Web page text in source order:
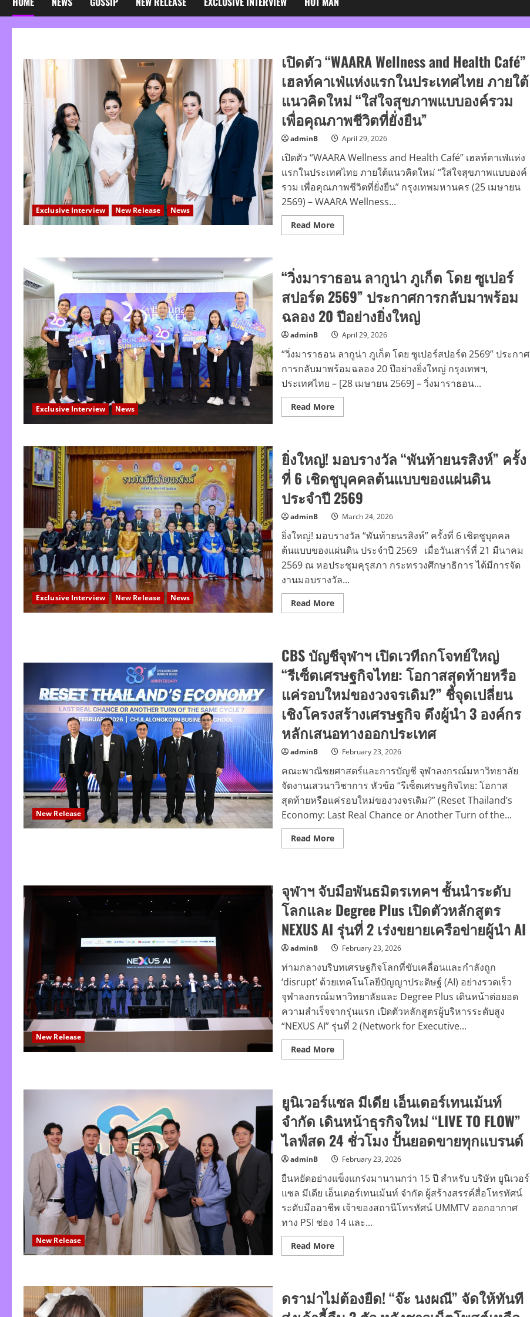
Exclusive Interview New Release News
เปิดตัว “WAARA Wellness and Health Café”
เฮลท์คาเฟ่แห่งแรกในประเทศไทย ภายใต้
แนวคิดใหม่ “ใส่ใจสุขภาพแบบองค์รวม
เพื่อคุณภาพชีวิตที่ยั่งยืน”
adminB April 29, 2026
เปิดตัว “WAARA Wellness and Health Café” เฮลท์คาเฟ่แห่ง
แรกในประเทศไทย ภายใต้แนวคิดใหม่ “ใส่ใจสุขภาพแบบองค์
รวม เพื่อคุณภาพชีวิตที่ยั่งยืน” กรุงเทพมหานคร (25 เมษายน
2569) – WAARA Wellness...
Read MoreRead
more
Wellness
and
Health
Café”
เฮลท์
คาเฟ่
แห่ง
แรก
ใน
ประเทศไทย
ภาย
ใต้
แนวคิด
ใหม่
“ใส่ใจ
สุขภาพ
แบบ
องค์
ที่
ยั่งยืน”
Exclusive Interview News
“วิ่งมาราธอน ลากูน่า ภูเก็ต โดย ซูเปอร์
สปอร์ต 2569” ประกาศการกลับมาพร้อม
ฉลอง 20 ปีอย่างยิ่งใหญ่
adminB April 29, 2026
“วิ่งมาราธอน ลากูน่า ภูเก็ต โดย ซูเปอร์สปอร์ต 2569” ประกาศ
การกลับมาพร้อมฉลอง 20 ปีอย่างยิ่งใหญ่ กรุงเทพฯ,
ประเทศไทย – [28 เมษายน 2569] – วิ่งมาราธอน...
Read MoreRead
more
กู
น่า
โดย
ซู
เปอร์
สปอร์ต
2569”
ประกาศ
การก
ลับ
มา
พร้อม
ฉลอง
20
ปี
อย่าง
ยิ่ง
ใหญ่
Exclusive Interview New Release News
ยิ่งใหญ่! มอบรางวัล “พันท้ายนรสิงห์” ครั้ง
ที่ 6 เชิดชูบุคคลต้นแบบของแผ่นดิน
ประจำปี 2569
adminB March 24, 2026
ยิ่งใหญ่! มอบรางวัล “พันท้ายนรสิงห์” ครั้งที่ 6 เชิดชูบุคคล
ต้นแบบของแผ่นดิน ประจำปี 2569 เมื่อวันเสาร์ที่ 21 มีนาคม
2569 ณ หอประชุมคุรุสภา กระทรวงศึกษาธิการ ได้มีการจัด
งานมอบรางวัล...
Read MoreRead
more
รางวัล
“พัน
ท้าย
นรสิงห์”
ครั้ง
ที่
6
เชิดชู
บุคคล
ของ
แผ่น
ดิน
ประจำ
ปี
2569
New Release
CBS บัญชีจุฬาฯ เปิดเวทีถกโจทย์ใหญ่
“รีเซ็ตเศรษฐกิจไทย: โอกาสสุดท้ายหรือ
แค่รอบใหม่ของวงจรเดิม?” ชี้จุดเปลี่ยน
เชิงโครงสร้างเศรษฐกิจ ดึงผู้นำ 3 องค์กร
หลักเสนอทางออกประเทศ
adminB February 23, 2026
คณะพาณิชยศาสตร์และการบัญชี จุฬาลงกรณ์มหาวิทยาลัย
จัดงานเสวนาวิชาการ หัวข้อ “รีเซ็ตเศรษฐกิจไทย: โอกาส
สุดท้ายหรือแค่รอบใหม่ของวงจรเดิม?” (Reset Thailand’s
Economy: Last Real Chance or Another Turn of the...
Read MoreRead
more
เปิด
เวที
ถก
โจทย์
ใหญ่
“รีเซ็ต
เศรษฐกิจ
ไทย:
โอกาส
หรือ
แค่
รอบ
ใหม่
ของ
วงจร
เดิม?”
ชี้
จุด
เปลี่ยน
เชิง
โครงสร้าง
องค์กร
หลัก
เสนอ
ทางออก
ประเทศ
New Release
จุฬาฯ จับมือพันธมิตรเทคฯ ชั้นนำระดับ
โลกและ Degree Plus เปิดตัวหลักสูตร
NEXUS AI รุ่นที่ 2 เร่งขยายเครือข่ายผู้นำ AI
adminB February 23, 2026
ท่ามกลางบริบทเศรษฐกิจโลกที่ขับเคลื่อนและกำลังถูก
‘disrupt’ ด้วยเทคโนโลยีปัญญาประดิษฐ์ (AI) อย่างรวดเร็ว
จุฬาลงกรณ์มหาวิทยาลัยและ Degree Plus เดินหน้าต่อยอด
ความสำเร็จจากรุ่นแรก เปิดตัวหลักสูตรผู้บริหารระดับสูง
“NEXUS AI” รุ่นที่ 2 (Network for Executive...
Read MoreRead
more
พันธ
มิตร
ชั้น
นำ
ระดับ
โลก
และ
Degree
Plus
เปิด
ตัว
หลักสูตร
NEXUS
AI
รุ่น
ที่
2
เร่ง
ขยาย
New Release
ยูนิเวอร์แซล มีเดีย เอ็นเตอร์เทนเม้นท์
จำกัด เดินหน้าธุรกิจใหม่ “LIVE TO FLOW”
ไลฟ์สด 24 ชั่วโมง ปั้นยอดขายทุกแบรนด์
adminB February 23, 2026
ยืนหยัดอย่างแข็งแกร่งมานานกว่า 15 ปี สำหรับ บริษัท ยูนิเวอร์
แซล มีเดีย เอ็นเตอร์เทนเม้นท์ จำกัด ผู้สร้างสรรค์สื่อโทรทัศน์
ระดับมืออาชีพ เจ้าของสถานีโทรทัศน์ UMMTV ออกอากาศ
ทาง PSI ช่อง 14 และ...
Read MoreRead
more
แซล
มีเดีย
เอ็น
ดราม่าไม่ต้องยืด! “จ๊ะ นงผณี” จัดให้ทันที